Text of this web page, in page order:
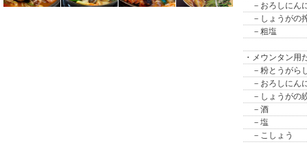
－おろしにん
－しょうがの
－粗塩
・メウンタン用
－粉とうがら
－おろしにん
－しょうがの
－酒
－塩
－こしょう